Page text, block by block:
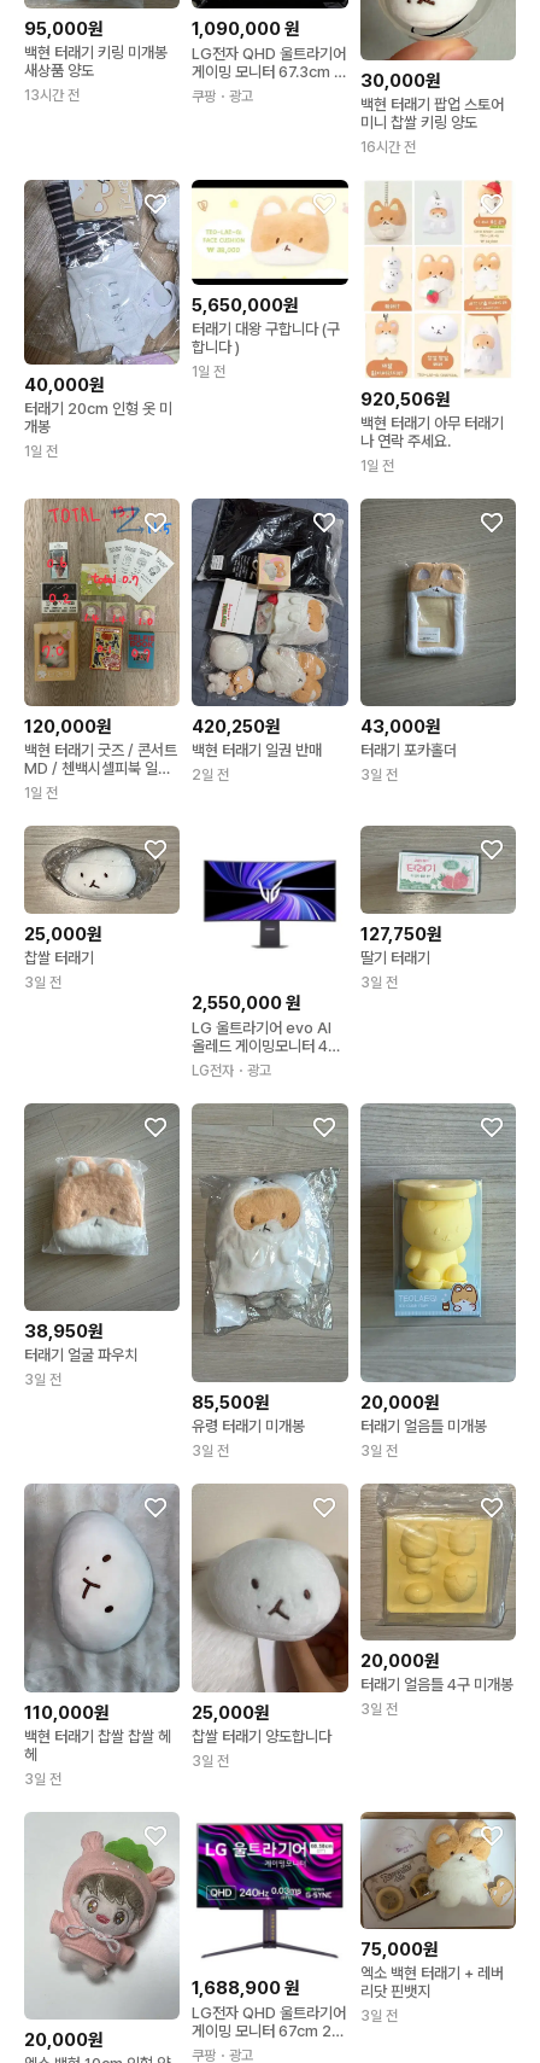
95,000원
백현 터래기 키링 미개봉
새상품 양도
13시간 전
1,090,000원
LG전자 QHD 울트라기어
게이밍 모니터 67.3cm 2
7GX790A
쿠팡 ・광고
30,000원
백현 터래기 팝업 스토어
미니 찹쌀 키링 양도
16시간 전
40,000원
터래기 20cm 인형 옷 미
개봉
1일 전
5,650,000원
터래기 대왕 구합니다 (구
합니다 )
1일 전
920,506원
백현 터래기 아무 터래기
나 연락 주세요.
1일 전
120,000원
백현 터래기 굿즈 / 콘서트
MD / 첸백시셀피북 일괄
양도
1일 전
420,250원
백현 터래기 일권 반매
2일 전
43,000원
터래기 포카홀더
3일 전
25,000원
찹쌀 터래기
3일 전
2,550,000원
LG 울트라기어 evo AI
올레드 게이밍모니터 45
GX950B
LG전자 ・광고
127,750원
딸기 터래기
3일 전
38,950원
터래기 얼굴 파우치
3일 전
85,500원
유령 터래기 미개봉
3일 전
20,000원
터래기 얼음틀 미개봉
3일 전
110,000원
백현 터래기 찹쌀 찹쌀 헤
헤
3일 전
25,000원
찹쌀 터래기 양도합니다
3일 전
20,000원
터래기 얼음틀 4구 미개봉
3일 전
20,000원
1,688,900원
LG전자 QHD 울트라기어
게이밍 모니터 67cm 27
GR95QL
쿠팡 ・광고
75,000원
엑소 백현 터래기 + 레버
리닷 핀뱃지
3일 전